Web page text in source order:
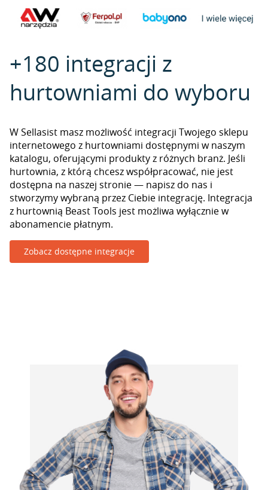
+180 integracji z
hurtowniami do wyboru
W Sellasist masz możliwość integracji Twojego sklepu
internetowego z hurtowniami dostępnymi w naszym
katalogu, oferującymi produkty z różnych branż. Jeśli
hurtownia, z którą chcesz współpracować, nie jest
dostępna na naszej stronie — napisz do nas i
stworzymy wybraną przez Ciebie integrację. Integracja
z hurtownią Beast Tools jest możliwa wyłącznie w
abonamencie płatnym.
Zobacz dostępne integracje